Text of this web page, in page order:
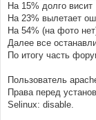
На 15% долго висит
На 23% вылетает
На 54% (на фото
Далее все
По итогу часть
Пользователь
Права перед
Selinux: disable.